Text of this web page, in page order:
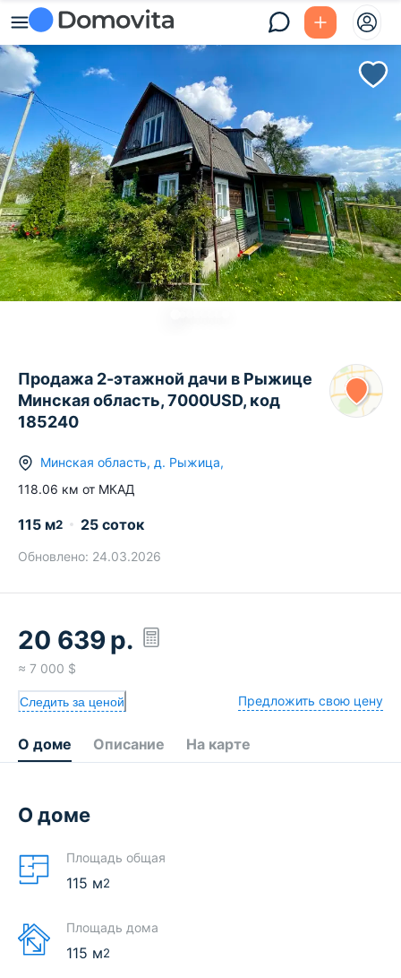
Продажа 2-этажной дачи в Рыжице
Минская область, 7000USD, код
185240
Минская область, д. Рыжица,
118.06 км от МКАД
115 м2 25 соток
Обновлено: 24.03.2026
20 639р.
≈ 7 000 $
Следить за ценой Предложить свою цену
О доме Описание На карте
О доме
Площадь общая
115 м2
Площадь дома
115 м2